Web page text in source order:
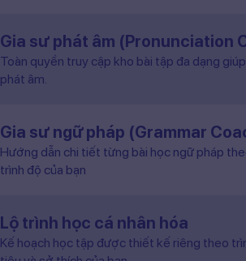
Gia sư phát âm (Pronunciation
Toàn quyền truy cập kho bài tập đa dạng
phát âm.
Gia sư ngữ pháp (Grammar
Hướng dẫn chi tiết từng bài học ngữ pháp
trình độ của bạn
Lộ trình học cá nhân hóa
Kế hoạch học tập được thiết kế riêng theo